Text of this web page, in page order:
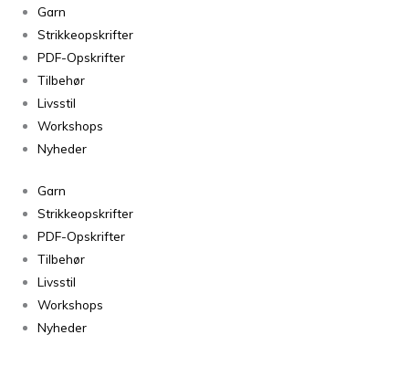
Garn
Strikkeopskrifter
PDF-Opskrifter
Tilbehør
Livsstil
Workshops
Nyheder
Garn
Strikkeopskrifter
PDF-Opskrifter
Tilbehør
Livsstil
Workshops
Nyheder